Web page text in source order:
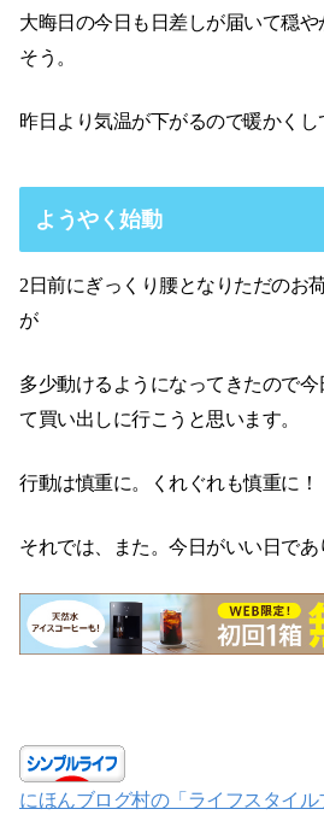
大晦日の今日も日差しが届いて穏や
そう。
昨日より気温が下がるので暖かくし
ようやく始動
2日前にぎっくり腰となりただのお
が
多少動けるようになってきたので
て買い出しに行こうと思います。
行動は慎重に。くれぐれも慎重に！
それでは、また。今日がいい日であ
にほんブログ村の「ライフスタイ